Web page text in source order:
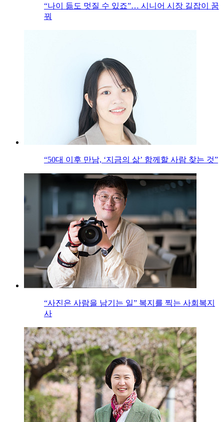
“나이 듦도 멋질 수 있죠”… 시니어 시장 길잡이 꿈
꿔
“50대 이후 만남, ‘지금의 삶’ 함께할 사람 찾는 것”
“사진은 사람을 남기는 일” 복지를 찍는 사회복지
사